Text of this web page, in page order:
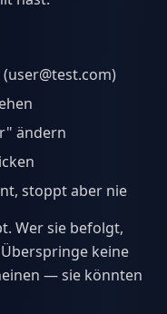
ändern
stoppt aber nie
Wer sie befolgt,
keine
— sie könnten